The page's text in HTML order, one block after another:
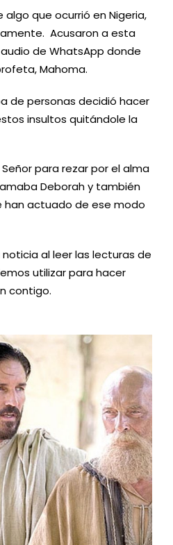
que ocurrió en Nigeria,
Acusaron a esta
de WhatsApp donde
Mahoma.
personas decidió hacer
insultos quitándole la
para rezar por el alma
Deborah y también
han actuado de ese modo
al leer las lecturas de
utilizar para hacer
contigo.